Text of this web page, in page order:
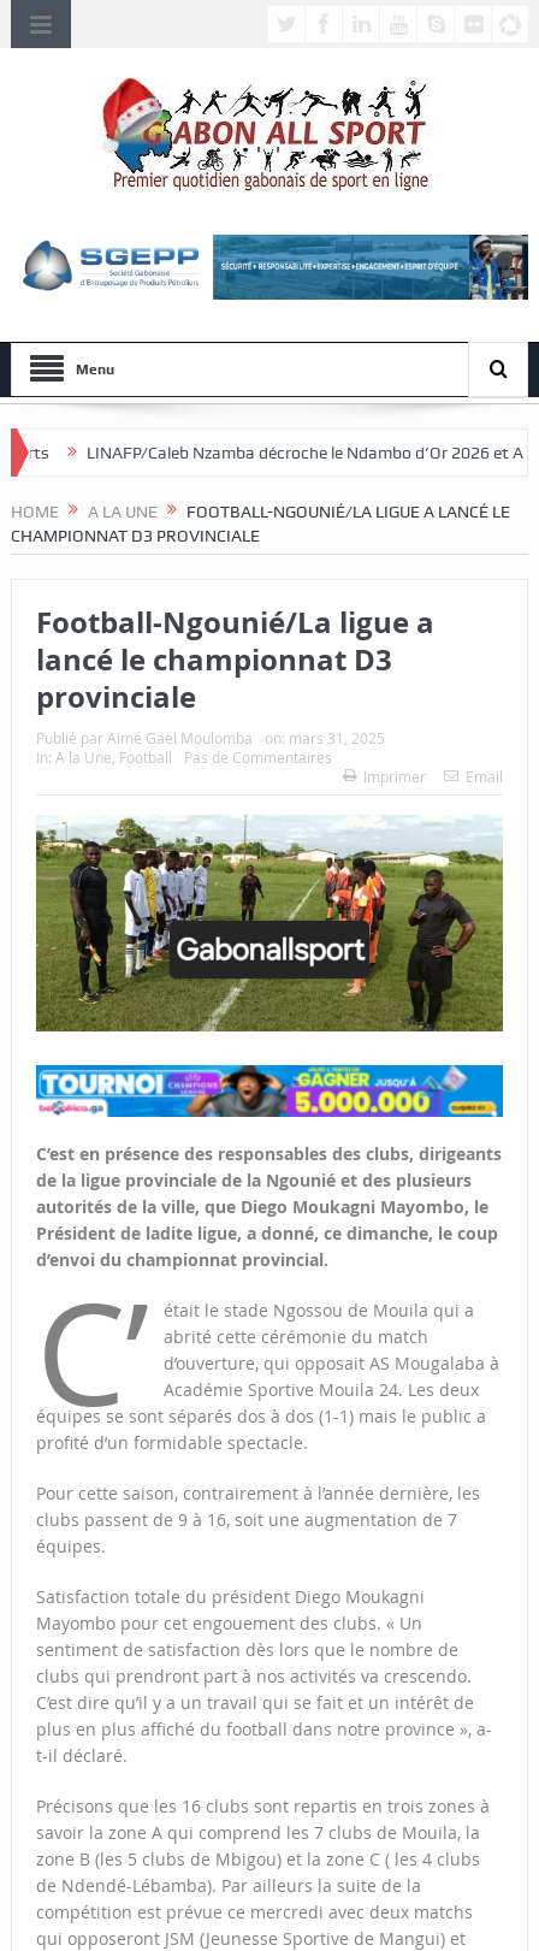
Menu
Nzamba décroche le Ndambo d’Or 2026 et Alain Djissikadié
HOME A LA UNE
FOOTBALL-NGOUNIÉ/LA LIGUE A LANCÉ LE
CHAMPIONNAT D3 PROVINCIALE
Football-Ngounié/La ligue a
lancé le championnat D3
provinciale
Publié parAimé Gaël Moulomba on: mars 31, 2025
In: A la Une Football
Pas de Commentaires
Imprimer
Email
C’est en présence des responsables des clubs, dirigeants
de la ligue provinciale de la Ngounié et des plusieurs
autorités de la ville, que Diego Moukagni Mayombo, le
Président de ladite ligue, a donné, ce dimanche, le coup
d’envoi du championnat provincial.
C’
était le stade Ngossou de Mouila qui a
abrité cette cérémonie du match
d’ouverture, qui opposait AS Mougalaba à
Académie Sportive Mouila 24. Les deux
équipes se sont séparés dos à dos (1-1) mais le public a
profité d’un formidable spectacle.
Pour cette saison, contrairement à l’année dernière, les
clubs passent de 9 à 16, soit une augmentation de 7
équipes.
Satisfaction totale du président Diego Moukagni
Mayombo pour cet engouement des clubs. « Un
sentiment de satisfaction dès lors que le nombre de
clubs qui prendront part à nos activités va crescendo.
C’est dire qu’il y a un travail qui se fait et un intérêt de
plus en plus affiché du football dans notre province », a-
t-il déclaré.
Précisons que les 16 clubs sont repartis en trois zones à
savoir la zone A qui comprend les 7 clubs de Mouila, la
zone B (les 5 clubs de Mbigou) et la zone C ( les 4 clubs
de Ndendé-Lébamba). Par ailleurs la suite de la
compétition est prévue ce mercredi avec deux matchs
qui opposeront JSM (Jeunesse Sportive de Mangui) et